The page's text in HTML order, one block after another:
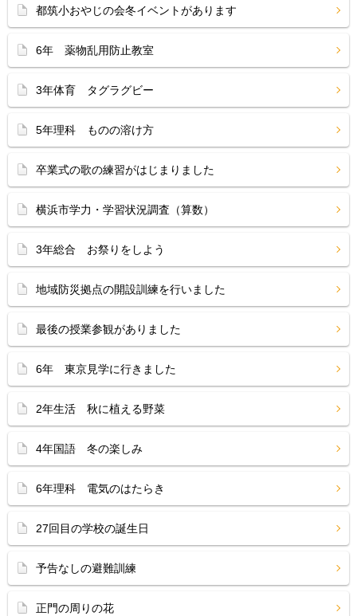
都筑小おやじの会冬イベントがあります
6年 薬物乱用防止教室
3年体育 タグラグビー
5年理科 ものの溶け方
卒業式の歌の練習がはじまりました
横浜市学力・学習状況調査（算数）
3年総合 お祭りをしよう
地域防災拠点の開設訓練を行いました
最後の授業参観がありました
6年 東京見学に行きました
2年生活 秋に植える野菜
4年国語 冬の楽しみ
6年理科 電気のはたらき
27回目の学校の誕生日
予告なしの避難訓練
正門の周りの花